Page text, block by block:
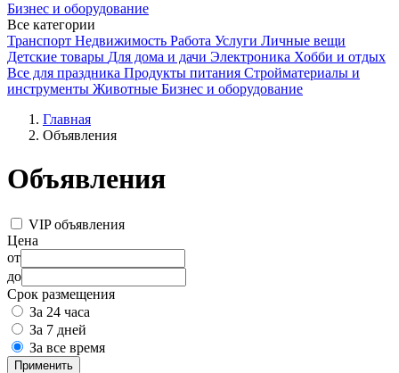
Бизнес и оборудование
Все категории
Транспорт Недвижимость Работа Услуги Личные вещи
Детские товары Для дома и дачи Электроника Хобби и отдых
Все для праздника Продукты питания Стройматериалы и
инструменты Животные Бизнес и оборудование
Главная
Объявления
Объявления
VIP объявления
Цена
от
до
Срок размещения
За 24 часа
За 7 дней
За все время
Применить